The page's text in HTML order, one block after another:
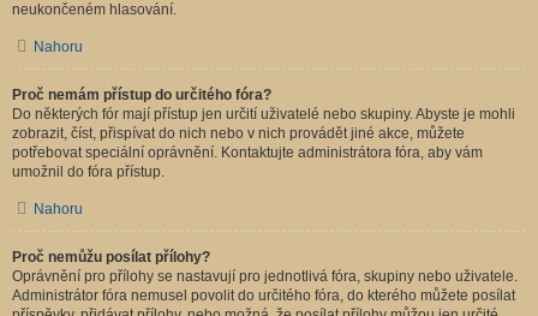
neukončeném hlasování.
Nahoru
Proč nemám přístup do určitého fóra?
Do některých fór mají přístup jen určití uživatelé nebo skupiny. Abyste je mohli
zobrazit, číst, přispívat do nich nebo v nich provádět jiné akce, můžete
potřebovat speciální oprávnění. Kontaktujte administrátora fóra, aby vám
umožnil do fóra přístup.
Nahoru
Proč nemůžu posílat přílohy?
Oprávnění pro přílohy se nastavují pro jednotlivá fóra, skupiny nebo uživatele.
Administrátor fóra nemusel povolit do určitého fóra, do kterého můžete posílat